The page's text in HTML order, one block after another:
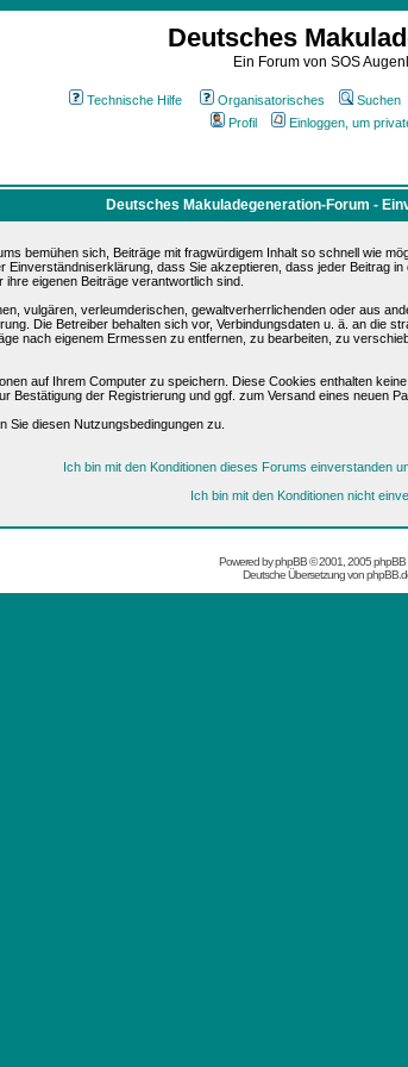
Deutsches
Ein Forum von SOS
Technische Hilfe Organisatorisches Suchen
Profil
Einloggen, um
Deutsches Makuladegeneration-Forum -
bemühen sich, Beiträge mit fragwürdigem Inhalt so schnell wie
Einverständniserklärung, dass Sie akzeptieren, dass jeder Beitrag
eigenen Beiträge verantwortlich sind.
vulgären, verleumderischen, gewaltverherrlichenden oder aus
Die Betreiber behalten sich vor, Verbindungsdaten u. ä. an die
nach eigenem Ermessen zu entfernen, zu bearbeiten, zu
auf Ihrem Computer zu speichern. Diese Cookies enthalten
Bestätigung der Registrierung und ggf. zum Versand eines neuen
Sie diesen Nutzungsbedingungen zu.
Ich bin mit den Konditionen dieses Forums einverstanden
Ich bin mit den Konditionen nicht
Powered byphpBB© 2001, 2005 phpBB
Deutsche Übersetzung von